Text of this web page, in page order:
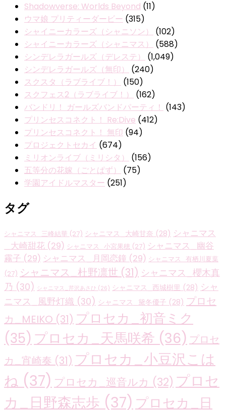
Shadowverse: Worlds Beyond (11)
ウマ娘 プリティーダービー (315)
シャイニーカラーズ（シャニソン）
(102)
シャイニーカラーズ（シャニマス）
(588)
シンデレラガールズ（デレステ）
(1,049)
シンデレラガールズ（無印）
(240)
スクスタ（ラブライブ！）
(150)
スクフェス2（ラブライブ！）
(162)
バンドリ！ ガールズバンドパーティ！ (143)
プリンセスコネクト！ Re:Dive (412)
プリンセスコネクト！ 無印 (94)
プロジェクトセカイ (674)
ミリオンライブ（ミリシタ）
(156)
五等分の花嫁（ごとぱず）
(75)
学園アイドルマスター (251)
タグ
シャニマス_三峰結華 (27) シャニマス_大崎甘奈 (28) シャニマス
_大崎甜花 (29) シャニマス_小宮果穂 (27) シャニマス_幽谷
霧子 (29) シャニマス_月岡恋鐘 (29) シャニマス_有栖川夏葉
(27) シャニマス_杜野凛世 (31) シャニマス_櫻木真
乃 (30) シャニマス_芹沢あさひ (26) シャニマス_西城樹里 (28) シャ
ニマス_風野灯織 (30) シャニマス_黛冬優子 (28) プロセ
カ_MEIKO (31) プロセカ_初音ミク
(35) プロセカ_天馬咲希 (36) プロセ
カ_宵崎奏 (31) プロセカ_小豆沢こは
ね (37) プロセカ_巡音ルカ (32) プロセ
カ_日野森志歩 (37) プロセカ_日